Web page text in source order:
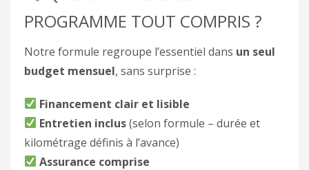
PROGRAMME TOUT COMPRIS ?
Notre formule regroupe l’essentiel dans un seul
budget mensuel, sans surprise :
Financement clair et lisible
Entretien inclus(selon formule – durée et
kilométrage définis à l’avance)
Assurance comprise